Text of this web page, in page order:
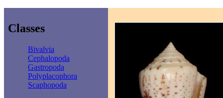
Classes
Bivalvia
Cephalopoda
Gastropoda
Polyplacophora
Scaphopoda